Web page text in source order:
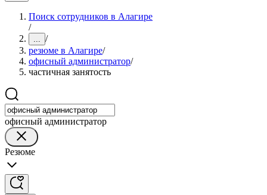
Поиск сотрудников в Алагире
/
... /
резюме в Алагире/
офисный администратор/
частичная занятость
офисный администратор
Резюме